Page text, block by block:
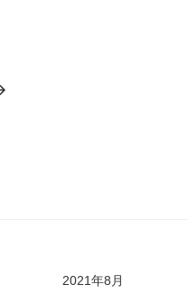
2021年8月